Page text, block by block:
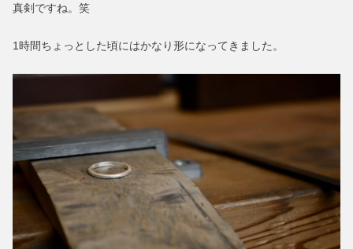
真剣ですね。笑
1時間ちょっとした頃にはかなり形になってきました。